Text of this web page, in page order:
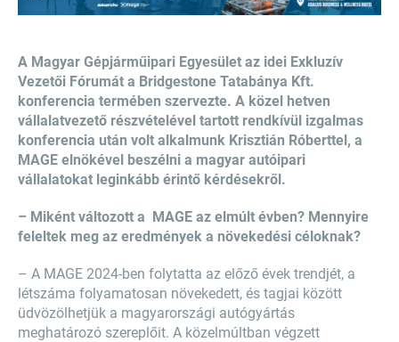
A Magyar Gépjárműipari Egyesület az idei Exkluzív
Vezetői Fórumát a Bridgestone Tatabánya Kft.
konferencia termében szervezte. A közel hetven
vállalatvezető részvételével tartott rendkívül izgalmas
konferencia után volt alkalmunk Krisztián Róberttel, a
MAGE elnökével beszélni a magyar autóipari
vállalatokat leginkább érintő kérdésekről.
– Miként változott a MAGE az elmúlt évben? Mennyire
feleltek meg az eredmények a növekedési céloknak?
– A MAGE 2024-ben folytatta az előző évek trendjét, a
létszáma folyamatosan növekedett, és tagjai között
üdvözölhetjük a magyarországi autógyártás
meghatározó szereplőit. A közelmúltban végzett